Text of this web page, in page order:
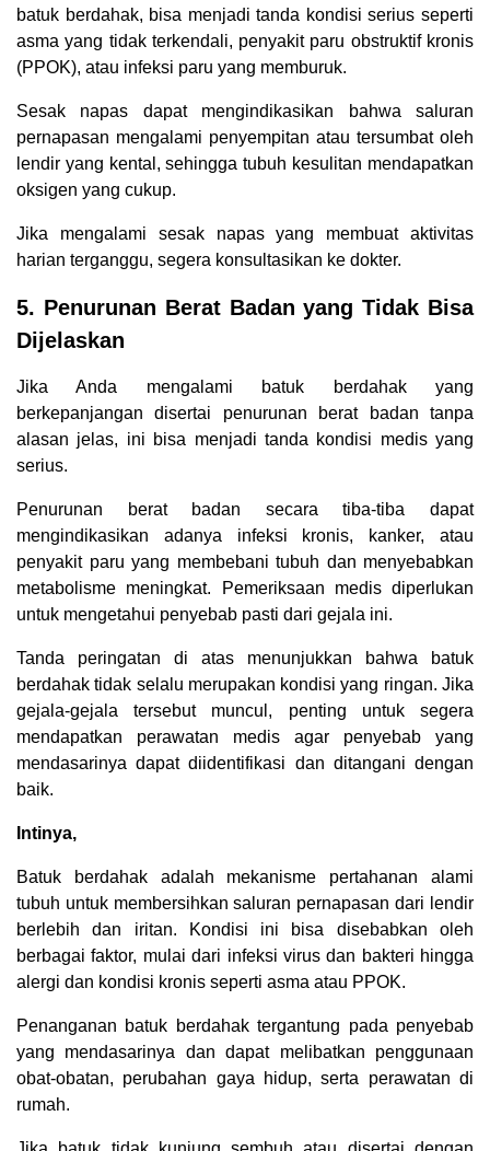
batuk berdahak, bisa menjadi tanda kondisi serius seperti
asma yang tidak terkendali, penyakit paru obstruktif kronis
(PPOK), atau infeksi paru yang memburuk.
Sesak napas dapat mengindikasikan bahwa saluran
pernapasan mengalami penyempitan atau tersumbat oleh
lendir yang kental, sehingga tubuh kesulitan mendapatkan
oksigen yang cukup.
Jika mengalami sesak napas yang membuat aktivitas
harian terganggu, segera konsultasikan ke dokter.
5. Penurunan Berat Badan yang Tidak Bisa
Dijelaskan
Jika Anda mengalami batuk berdahak yang
berkepanjangan disertai penurunan berat badan tanpa
alasan jelas, ini bisa menjadi tanda kondisi medis yang
serius.
Penurunan berat badan secara tiba-tiba dapat
mengindikasikan adanya infeksi kronis, kanker, atau
penyakit paru yang membebani tubuh dan menyebabkan
metabolisme meningkat. Pemeriksaan medis diperlukan
untuk mengetahui penyebab pasti dari gejala ini.
Tanda peringatan di atas menunjukkan bahwa batuk
berdahak tidak selalu merupakan kondisi yang ringan. Jika
gejala-gejala tersebut muncul, penting untuk segera
mendapatkan perawatan medis agar penyebab yang
mendasarinya dapat diidentifikasi dan ditangani dengan
baik.
Intinya,
Batuk berdahak adalah mekanisme pertahanan alami
tubuh untuk membersihkan saluran pernapasan dari lendir
berlebih dan iritan. Kondisi ini bisa disebabkan oleh
berbagai faktor, mulai dari infeksi virus dan bakteri hingga
alergi dan kondisi kronis seperti asma atau PPOK.
Penanganan batuk berdahak tergantung pada penyebab
yang mendasarinya dan dapat melibatkan penggunaan
obat-obatan, perubahan gaya hidup, serta perawatan di
rumah.